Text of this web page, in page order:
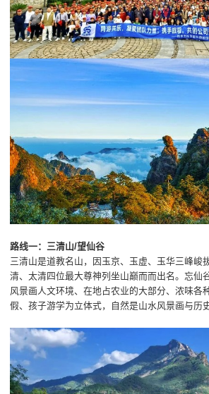
路线一：三清山/望仙谷
三清山是道教名山，因玉京、玉虚、玉华三峰峻
清、太清四位最大尊神列坐山巅而而出名。忘仙
风景画人文环境、在地占农业的大部分、浓味各
假、孩子游学为立体式，自然是山水风景画与历